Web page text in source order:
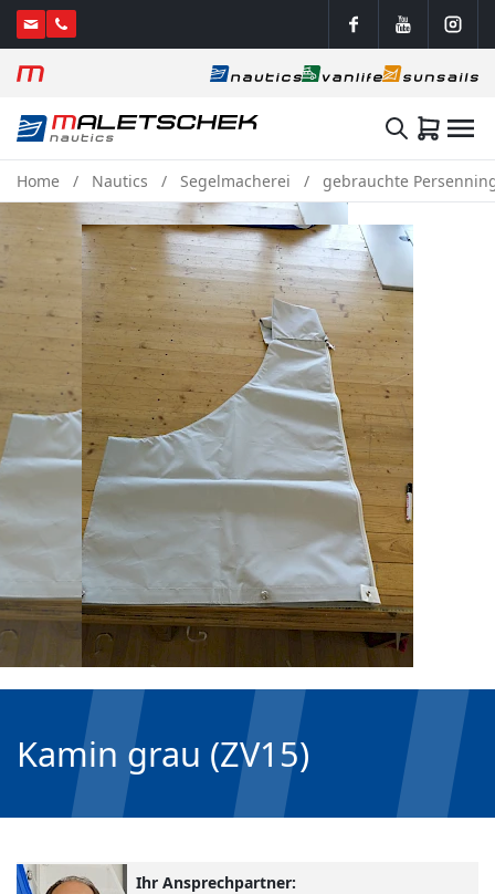
Home Nautics Segelmacherei gebrauchte
Kamin grau (ZV15)
Ihr Ansprechpartner: